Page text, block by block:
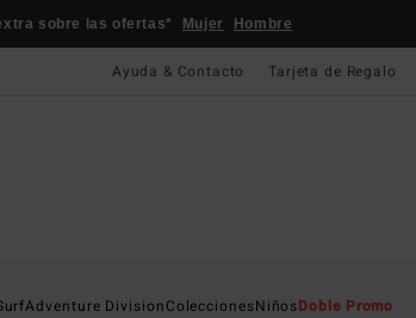
sobre las ofertas* Mujer Hombre
Ayuda & Contacto Tarjeta de Regalo
Adventure DivisionColeccionesNiñosDoble Promo